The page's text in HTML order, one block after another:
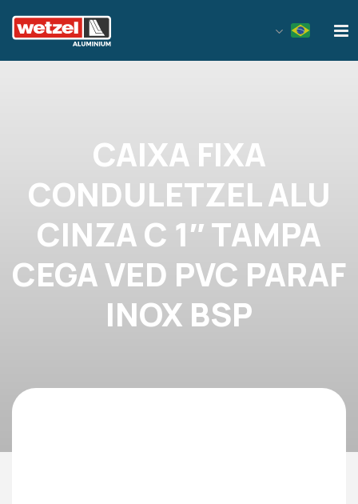
CAIXA FIXA
CONDULETZEL ALU
CINZA C 1″ TAMPA
CEGA VED PVC PARAF
INOX BSP